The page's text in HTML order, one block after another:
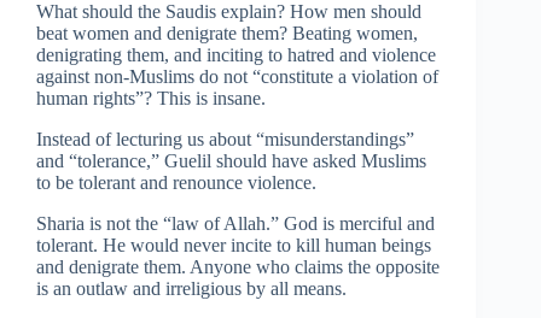
What should the Saudis explain? How men should
beat women and denigrate them? Beating women,
denigrating them, and inciting to hatred and violence
against non-Muslims do not “constitute a violation of
human rights”? This is insane.
Instead of lecturing us about “misunderstandings”
and “tolerance,” Guelil should have asked Muslims
to be tolerant and renounce violence.
Sharia is not the “law of Allah.” God is merciful and
tolerant. He would never incite to kill human beings
and denigrate them. Anyone who claims the opposite
is an outlaw and irreligious by all means.